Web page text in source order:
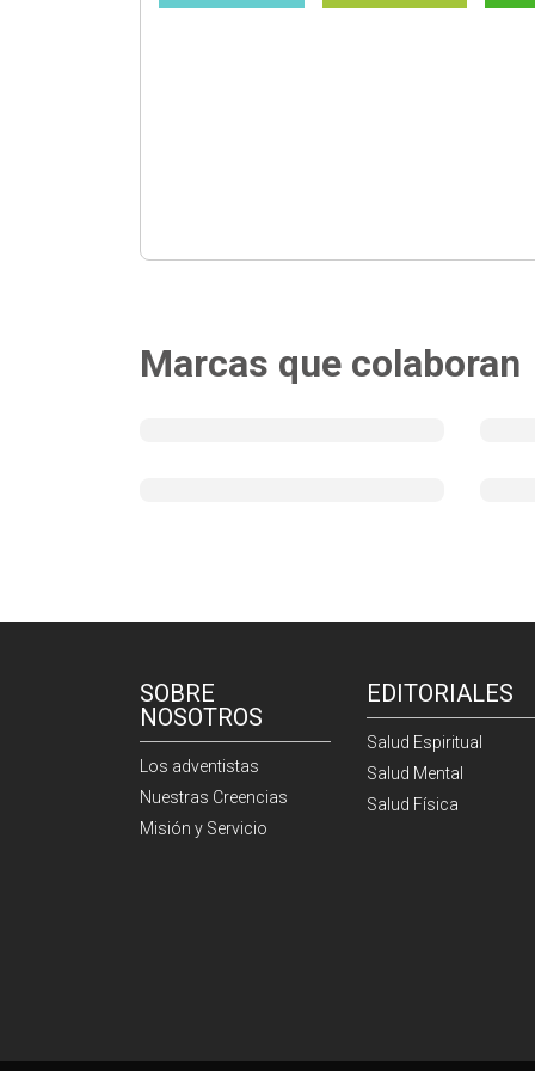
Marcas que colaboran
SOBRE
NOSOTROS
Los adventistas
Nuestras Creencias
Misión y Servicio
EDITORIALES
Salud Espiritual
Salud Mental
Salud Física